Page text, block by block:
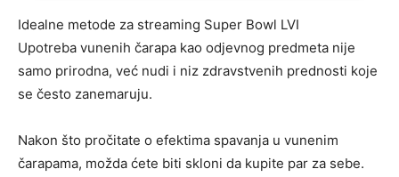
Idealne metode za streaming Super Bowl LVI
Upotreba vunenih čarapa kao odjevnog predmeta nije
samo prirodna, već nudi i niz zdravstvenih prednosti koje
se često zanemaruju.
Nakon što pročitate o efektima spavanja u vunenim
čarapama, možda ćete biti skloni da kupite par za sebe.